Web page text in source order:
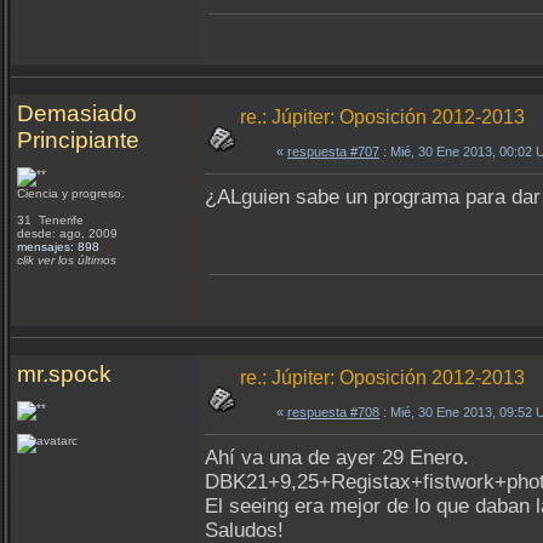
Demasiado
Principiante
Ciencia y progreso.
31 Tenerife
desde: ago, 2009
mensajes: 898
clik ver los últimos
re.: Júpiter: Oposición 2012-2013
« respuesta #707 : Mié, 30 Ene 2013, 00:02
¿ALguien sabe un programa para
mr.spock re.: Júpiter: Oposición 2012-2013
« respuesta #708 : Mié, 30 Ene 2013, 09:52
Ahí va una de ayer 29 Enero.
El seeing era mejor de lo que
Saludos!